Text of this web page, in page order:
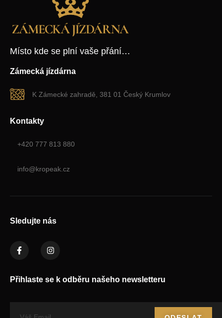
Místo kde se plní vaše přání…
Zámecká jízdárna
K Zámecké zahradě, 381 01 Český Krumlov
Kontakty
+420 777 813 880
info@kropeak.cz
Sledujte nás
Přihlaste se k odběru našeho newsletteru